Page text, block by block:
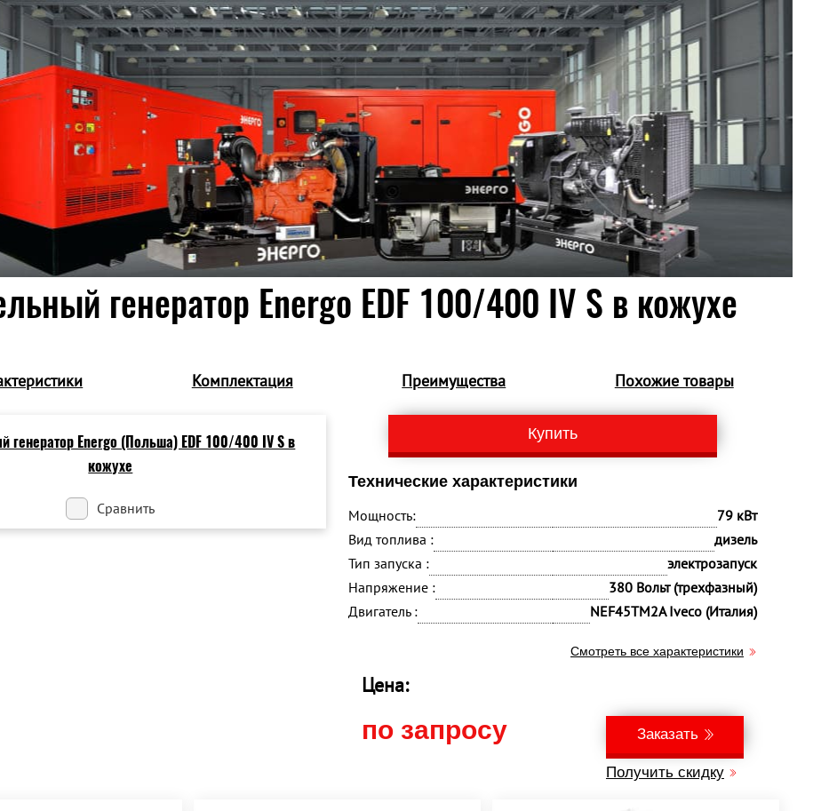
генератор Energo EDF 100/400 IV S в кожухе
Комплектация Преимущества Похожие товары
Сравнить
Купить
Технические характеристики
Мощность:
79 кВт
Вид топлива :
дизель
Тип запуска :
электрозапуск
Напряжение :
380 Вольт (трехфазный)
Двигатель :
NEF45TM2A Iveco (Италия)
Смотреть все характеристики
Цена:
по запросу Заказать
Получить скидку